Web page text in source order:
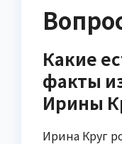
Какие
факты
Ирины
Ирина Круг